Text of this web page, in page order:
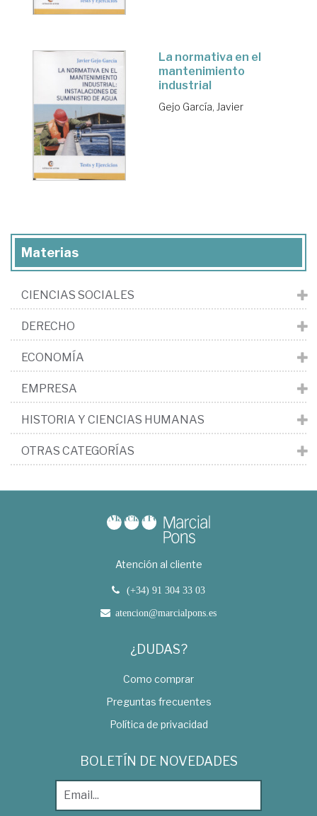
La normativa en el
mantenimiento
industrial
Gejo García, Javier
Materias
CIENCIAS SOCIALES
DERECHO
ECONOMÍA
EMPRESA
HISTORIA Y CIENCIAS HUMANAS
OTRAS CATEGORÍAS
Atención al cliente
(+34) 91 304 33 03
atencion@marcialpons.es
¿DUDAS?
Como comprar
Preguntas frecuentes
Política de privacidad
BOLETÍN DE NOVEDADES